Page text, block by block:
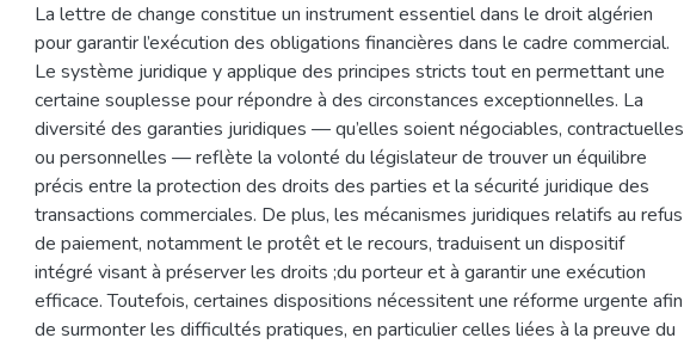
La lettre de change constitue un instrument essentiel dans le droit algérien
pour garantir l’exécution des obligations financières dans le cadre commercial.
Le système juridique y applique des principes stricts tout en permettant une
certaine souplesse pour répondre à des circonstances exceptionnelles. La
diversité des garanties juridiques — qu’elles soient négociables, contractuelles
ou personnelles — reflète la volonté du législateur de trouver un équilibre
précis entre la protection des droits des parties et la sécurité juridique des
transactions commerciales. De plus, les mécanismes juridiques relatifs au refus
de paiement, notamment le protêt et le recours, traduisent un dispositif
intégré visant à préserver les droits ;du porteur et à garantir une exécution
efficace. Toutefois, certaines dispositions nécessitent une réforme urgente afin
de surmonter les difficultés pratiques, en particulier celles liées à la preuve du